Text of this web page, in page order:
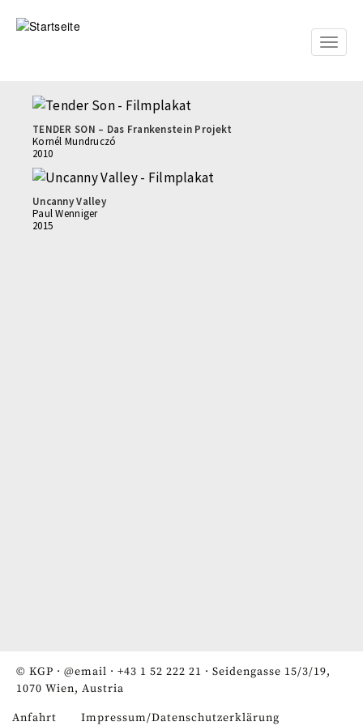
zum
Toggle
TENDER SON – Das Frankenstein Projekt
Kornél Mundruczó
2010
Uncanny Valley
Paul Wenniger
2015
© KGP · @email · +43 1 52 222 21 · Seidengasse 15/3/19,
1070 Wien, Austria
Anfahrt Impressum/Datenschutzerklärung